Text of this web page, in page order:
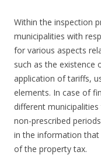
Within the inspection
municipalities with
for various aspects
such as the existence
application of tariffs,
elements. In case of
different
non-prescribed
in the information that
of the property tax.